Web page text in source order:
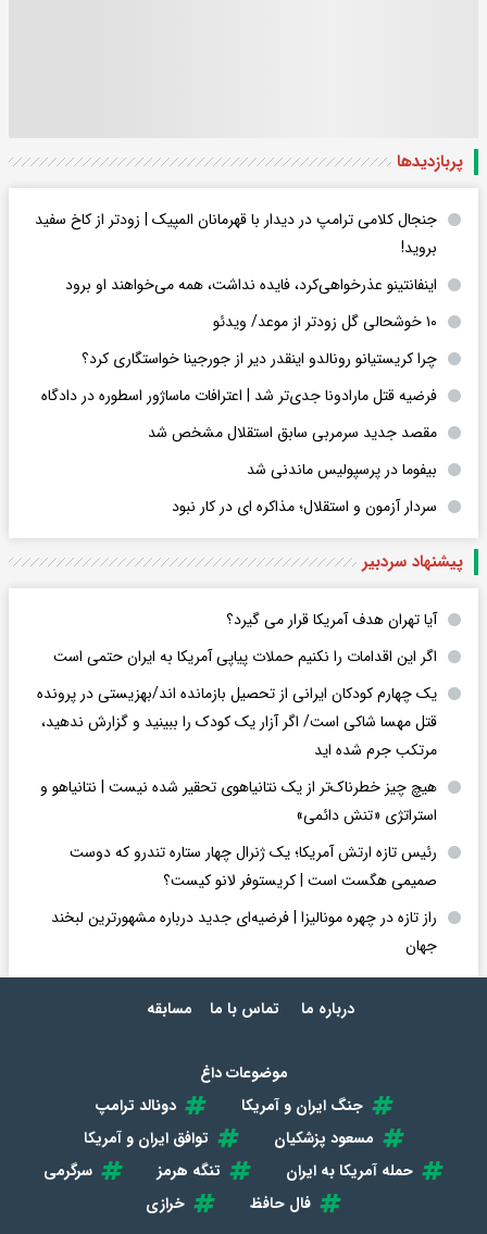
پربازدید‌ها
جنجال کلامی ترامپ در دیدار با قهرمانان المپیک | زودتر از کاخ سفید
بروید!
اینفانتینو عذرخواهی‌کرد، فایده نداشت، همه می‌خواهند او برود
۱۰ خوشحالی گل زودتر از موعد/ ویدئو
چرا کریستیانو رونالدو اینقدر دیر از جورجینا خواستگاری کرد؟
فرضیه قتل مارادونا جدی‌تر شد | اعترافات ماساژور اسطوره در دادگاه
مقصد جدید سرمربی سابق استقلال مشخص شد
بیفوما در پرسپولیس ماندنی شد
سردار آزمون و استقلال؛ مذاکره ای در کار نبود
پیشنهاد سردبیر
آیا تهران هدف آمریکا قرار می گیرد؟
اگر این اقدامات را نکنیم حملات پیاپی آمریکا به ایران حتمی است
یک چهارم کودکان ایرانی از تحصیل بازمانده اند/بهزیستی در پرونده
قتل مهسا شاکی است/ اگر آزار یک کودک را ببینید و گزارش ندهید،
مرتکب جرم شده اید
هیچ چیز خطرناک‌تر از یک نتانیاهوی تحقیر شده نیست | نتانیاهو و
استراتژی «تنش دائمی»
رئیس تازه ارتش آمریکا؛ یک ژنرال چهار ستاره تندرو که دوست
صمیمی هگست است | کریستوفر لانو کیست؟
راز تازه در چهره مونالیزا | فرضیه‌ای جدید درباره مشهورترین لبخند
جهان
درباره ما تماس با ما مسابقه
موضوعات داغ
جنگ ایران و آمریکا
دونالد ترامپ
مسعود پزشکیان
توافق ایران و آمریکا
حمله آمریکا به ایران
تنگه هرمز
سرگرمی
فال حافظ
خرازی